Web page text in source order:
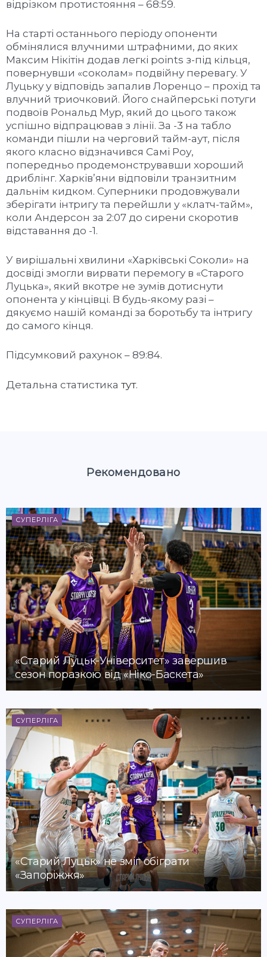
відрізком протистояння – 68:59.
На старті останнього періоду опоненти
обмінялися влучними штрафними, до яких
Максим Нікітін додав легкі points з-під кільця,
повернувши «соколам» подвійну перевагу. У
Луцьку у відповідь запалив Лоренцо – прохід та
влучний триочковий. Його снайперські потуги
подвоїв Рональд Мур, який до цього також
успішно відпрацював з лінії. За -3 на табло
команди пішли на черговий тайм-аут, після
якого класно відзначився Самі Роу,
попередньо продемонструвавши хороший
дриблінг. Харків’яни відповіли транзитним
дальнім кидком. Суперники продовжували
зберігати інтригу та перейшли у «клатч-тайм»,
коли Андерсон за 2:07 до сирени скоротив
відставання до -1.
У вирішальні хвилини «Харківські Соколи» на
досвіді змогли вирвати перемогу в «Старого
Луцька», який вкотре не зумів дотиснути
опонента у кінцівці. В будь-якому разі –
дякуємо нашій команді за боротьбу та інтригу
до самого кінця.
Підсумковий рахунок – 89:84.
Детальна статистика тут.
Рекомендовано
СУПЕРЛІГА
«Старий Луцьк-Університет» завершив
сезон поразкою від «Ніко-Баскета»
СУПЕРЛІГА
«Старий Луцьк» не зміг обіграти
«Запоріжжя»
СУПЕРЛІГА